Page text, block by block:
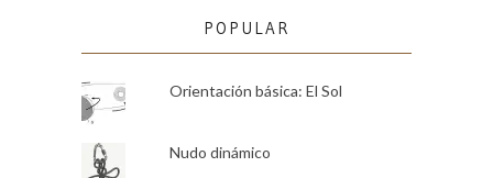
POPULAR
Orientación básica: El Sol
Nudo dinámico